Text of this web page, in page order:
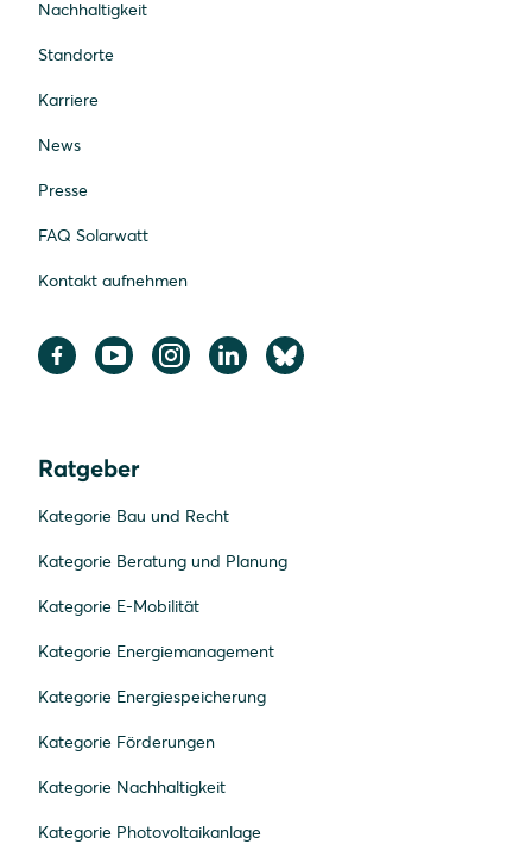
Multistringwechselrichter sind bei größeren
Solaranlagen oder bei unterschiedlicher
Stringwechselrichtern.
Nachhaltigkeit
Standorte
Karriere
News
Presse
FAQ Solarwatt
Kontakt aufnehmen
Ratgeber
Kategorie Bau und Recht
Kategorie Beratung und Planung
Kategorie E-Mobilität
Kategorie Energiemanagement
Kategorie Energiespeicherung
Kategorie Förderungen
Kategorie Nachhaltigkeit
Kategorie Photovoltaikanlage